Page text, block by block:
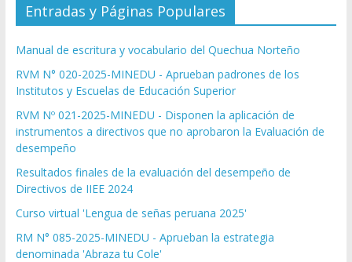
Entradas y Páginas Populares
Manual de escritura y vocabulario del Quechua Norteño
RVM N° 020-2025-MINEDU - Aprueban padrones de los
Institutos y Escuelas de Educación Superior
RVM Nº 021-2025-MINEDU - Disponen la aplicación de
instrumentos a directivos que no aprobaron la Evaluación de
desempeño
Resultados finales de la evaluación del desempeño de
Directivos de IIEE 2024
Curso virtual 'Lengua de señas peruana 2025'
RM N° 085-2025-MINEDU - Aprueban la estrategia
denominada 'Abraza tu Cole'